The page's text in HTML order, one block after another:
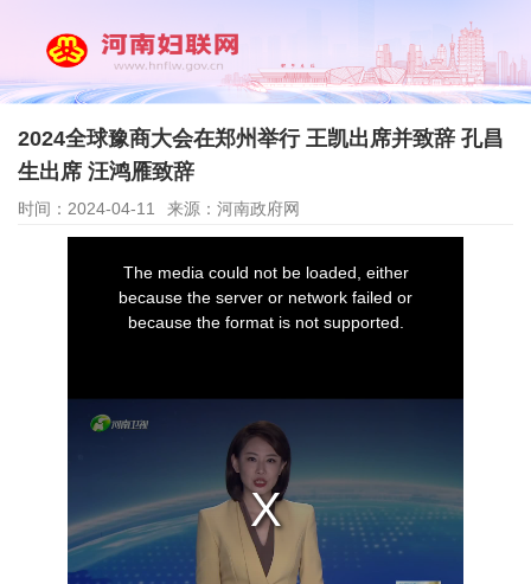
2024全球豫商大会在郑州举行 王凯出席并致辞 孔昌
生出席 汪鸿雁致辞
时间：2024-04-11 来源：河南政府网